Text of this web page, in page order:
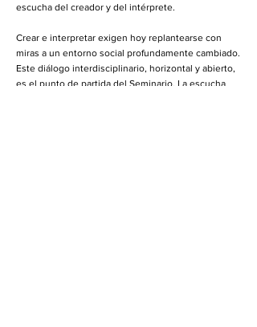
escucha del creador y del intérprete.
Crear e interpretar exigen hoy replantearse con
miras a un entorno social profundamente cambiado.
Este diálogo interdisciplinario, horizontal y abierto,
es el punto de partida del Seminario. La escucha